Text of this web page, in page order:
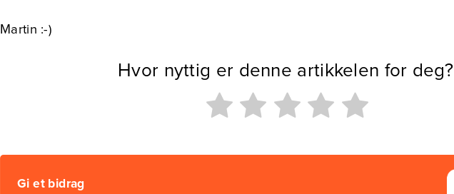
Martin :-)
Hvor nyttig er denne artikkelen for deg?
Gi et bidrag